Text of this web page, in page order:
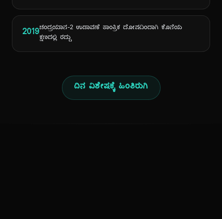
2019ಚಂದ್ರಯಾನ-2 ಉಡಾವಣೆ ತಾಂತ್ರಿಕ ದೋಷದಿಂದಾಗಿ ಕೊನೆಯ
ಕ್ಷಣದಲ್ಲಿ ರದ್ದು
ದಿನ ವಿಶೇಷಕ್ಕೆ ಹಿಂತಿರುಗಿ